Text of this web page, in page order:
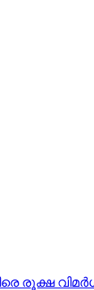
രൂക്ഷ